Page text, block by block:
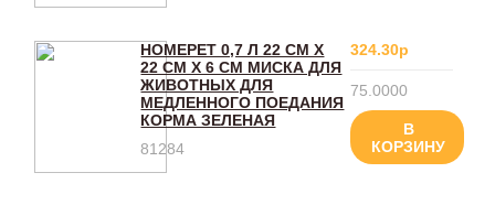
HOMEPET 0,7 Л 22 СМ Х
22 СМ Х 6 СМ МИСКА ДЛЯ
ЖИВОТНЫХ ДЛЯ
МЕДЛЕННОГО ПОЕДАНИЯ
КОРМА ЗЕЛЕНАЯ
81284
324.30р
75.0000
В
КОРЗИНУ